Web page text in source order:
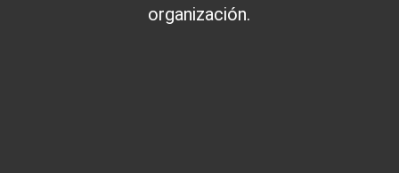
organización.